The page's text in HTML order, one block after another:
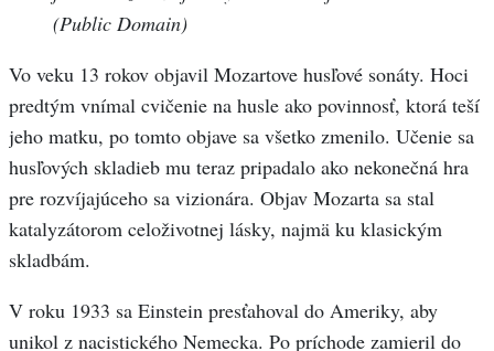
(Public Domain)
Vo veku 13 rokov objavil Mozartove husľové sonáty. Hoci
predtým vnímal cvičenie na husle ako povinnosť, ktorá teší
jeho matku, po tomto objave sa všetko zmenilo. Učenie sa
husľových skladieb mu teraz pripadalo ako nekonečná hra
pre rozvíjajúceho sa vizionára. Objav Mozarta sa stal
katalyzátorom celoživotnej lásky, najmä ku klasickým
skladbám.
V roku 1933 sa Einstein presťahoval do Ameriky, aby
unikol z nacistického Nemecka. Po príchode zamieril do